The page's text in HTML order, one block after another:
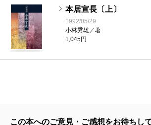
本居宣長〔上〕
1992/05/29
小林秀雄／著
1,045円
この本へのご意見・ご感想をお待ちし